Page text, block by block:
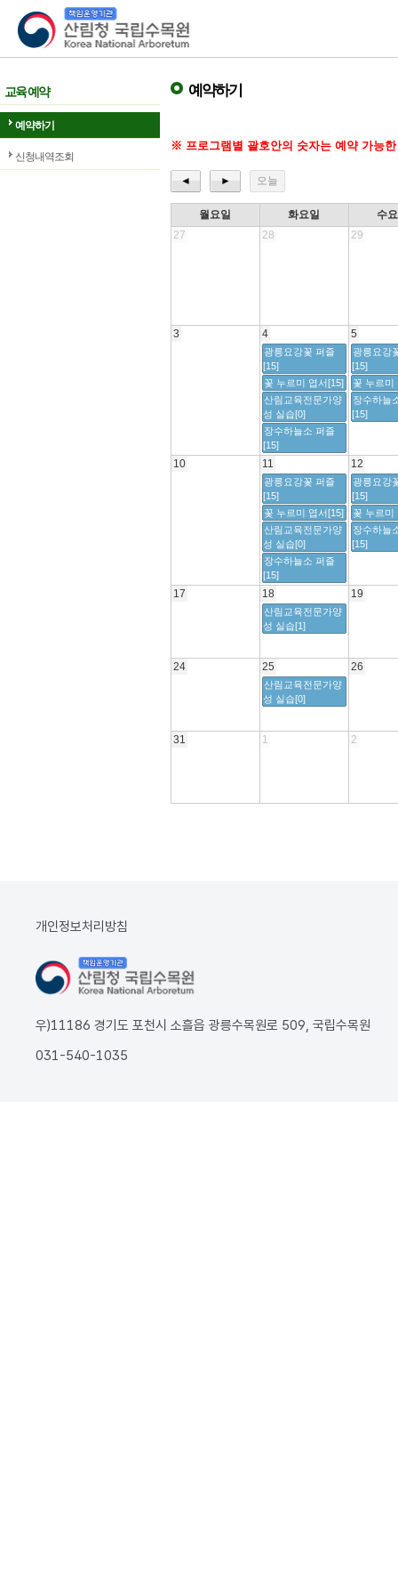
산림청 국립수목원
교육 예약
예약하기
신청내역조회
예약하기
※ 프로그램별 괄호안의 숫자는 예약 가능
◄ ► 오늘
월요일 화요일
수
27
28 29
3 4 5
10 11 12
17 18 19
24 25 26
31 1 2
광릉요강꽃 퍼즐
[15]
광릉요강
[15]
꽃 누르미 엽서[15]
꽃 누르미
산림교육전문가양
성 실습[0]
장수하늘
[15]
장수하늘소 퍼즐
[15]
광릉요강꽃 퍼즐
[15]
광릉요강
[15]
꽃 누르미 엽서[15]
꽃 누르미
산림교육전문가양
성 실습[0]
장수하늘
[15]
장수하늘소 퍼즐
[15]
산림교육전문가양
성 실습[1]
산림교육전문가양
성 실습[0]
개인정보처리방침
우)11186 경기도 포천시 소흘읍 광릉수목원로 509, 국립수목원
031-540-1035